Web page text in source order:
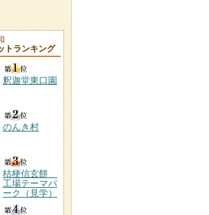
トランキング
釈迦堂東口園
のんき村
桔梗信玄餅
工場テーマパ
ーク（見学）